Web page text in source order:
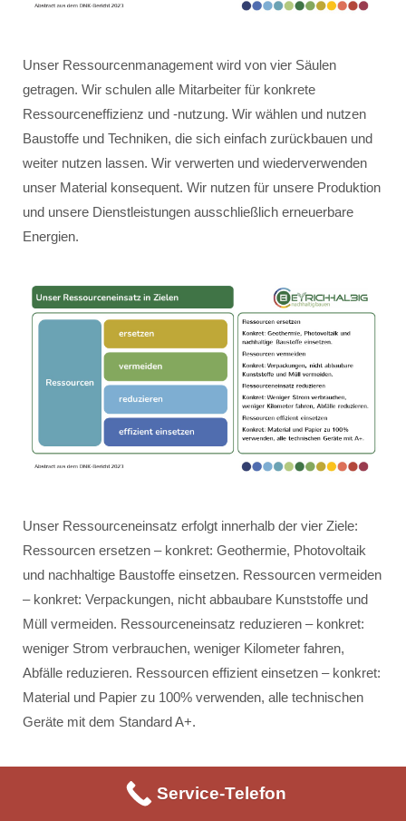
Unser Ressourcenmanagement wird von vier Säulen
getragen. Wir schulen alle Mitarbeiter für konkrete
Ressourceneffizienz und -nutzung. Wir wählen und nutzen
Baustoffe und Techniken, die sich einfach zurückbauen und
weiter nutzen lassen. Wir verwerten und wiederverwenden
unser Material konsequent. Wir nutzen für unsere Produktion
und unsere Dienstleistungen ausschließlich erneuerbare
Energien.
Unser Ressourceneinsatz erfolgt innerhalb der vier Ziele:
Ressourcen ersetzen – konkret: Geothermie, Photovoltaik
und nachhaltige Baustoffe einsetzen. Ressourcen vermeiden
– konkret: Verpackungen, nicht abbaubare Kunststoffe und
Müll vermeiden. Ressourceneinsatz reduzieren – konkret:
weniger Strom verbrauchen, weniger Kilometer fahren,
Abfälle reduzieren. Ressourcen effizient einsetzen – konkret:
Material und Papier zu 100% verwenden, alle technischen
Geräte mit dem Standard A+.
Service-Telefon